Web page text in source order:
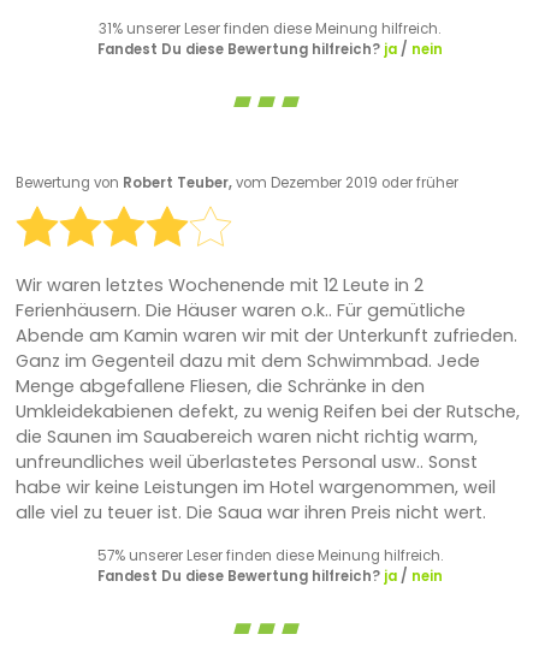
31% unserer Leser finden diese Meinung hilfreich.
Fandest Du diese Bewertung hilfreich? ja/ nein
Bewertung von Robert Teuber,vom Dezember 2019 oder früher
Wir waren letztes Wochenende mit 12 Leute in 2
Ferienhäusern. Die Häuser waren o.k.. Für gemütliche
Abende am Kamin waren wir mit der Unterkunft zufrieden.
Ganz im Gegenteil dazu mit dem Schwimmbad. Jede
Menge abgefallene Fliesen, die Schränke in den
Umkleidekabienen defekt, zu wenig Reifen bei der Rutsche,
die Saunen im Sauabereich waren nicht richtig warm,
unfreundliches weil überlastetes Personal usw.. Sonst
habe wir keine Leistungen im Hotel wargenommen, weil
alle viel zu teuer ist. Die Saua war ihren Preis nicht wert.
57% unserer Leser finden diese Meinung hilfreich.
Fandest Du diese Bewertung hilfreich? ja/ nein